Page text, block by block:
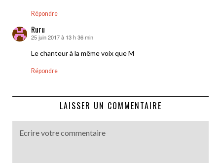
Répondre
Ruru
dit :
25 juin 2017 à 13 h 36 min
Le chanteur à la même voix que M
Répondre
LAISSER UN COMMENTAIRE